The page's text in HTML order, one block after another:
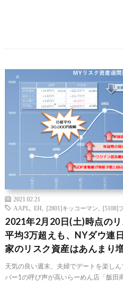
2021.02.21
AAPL
EH [2801]キッコーマン [5108]
2021年2月20日(土)時点の
平均3万超えも、NYダウ連
家のリスク資産はあんまり
天気の良い週末、夫婦でデートを楽し
バー1の呼び声が高いらーめん店「飯田